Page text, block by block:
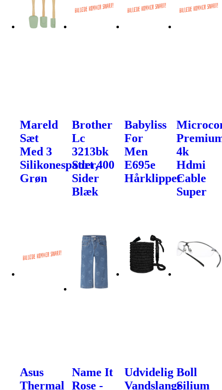
Mareld
Sæt
Med 3
Silikonespatler,
Grøn
Brother
Lc
3213bk
Sort 400
Sider
Blæk
Babyliss
For
Men
E695e
Hårklipper
4k
Hdmi
Cable
Super
Asus
Thermal
Name It
Rose -
Udvidelig
Vandslange
Boll
Silium